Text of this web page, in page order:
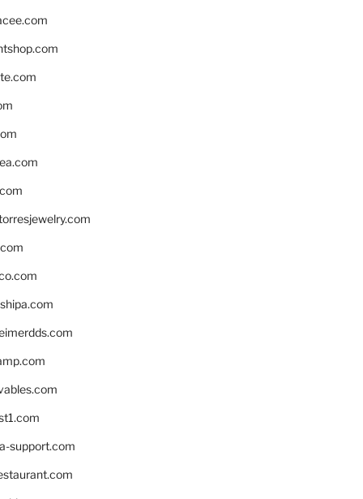
support.com